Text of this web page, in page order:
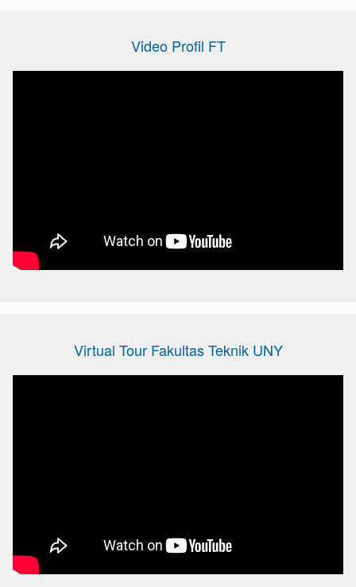
Video Profil FT
Virtual Tour Fakultas Teknik UNY